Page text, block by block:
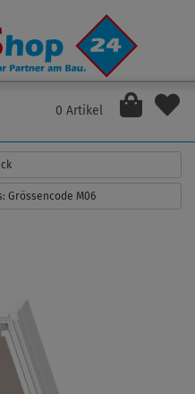
0 Artikel
Grössencode M06